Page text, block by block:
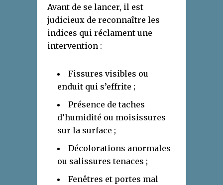
Avant de se lancer, il est
judicieux de reconnaître les
indices qui réclament une
intervention :
Fissures visibles ou
enduit qui s’effrite ;
Présence de taches
d’humidité ou moisissures
sur la surface ;
Décolorations anormales
ou salissures tenaces ;
Fenêtres et portes mal